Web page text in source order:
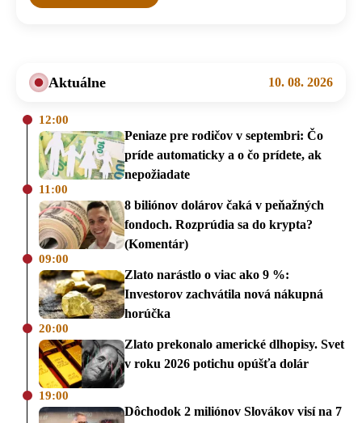
Aktuálne 10. 08. 2026
12:00
Peniaze pre rodičov v septembri: Čo
príde automaticky a o čo prídete, ak
nepožiadate
11:00
8 biliónov dolárov čaká v peňažných
fondoch. Rozprúdia sa do krypta?
(Komentár)
09:00
Zlato narástlo o viac ako 9 %:
Investorov zachvátila nová nákupná
horúčka
20:00
Zlato prekonalo americké dlhopisy. Svet
v roku 2026 potichu opúšťa dolár
19:00
Dôchodok 2 miliónov Slovákov visí na 7